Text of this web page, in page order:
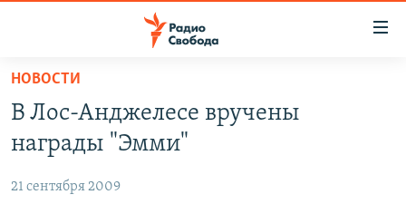
упрощенного
доступа
основному
АВТОРСКИЕ ПРОЕКТЫ
ЦИТАТЫ СВОБОДЫ
НОВОСТИ
В Лос-Анджелесе вручены
награды "Эмми"
21 сентября 2009